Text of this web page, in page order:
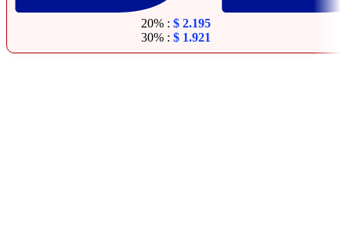
20% : $2.195
30% : $1.921